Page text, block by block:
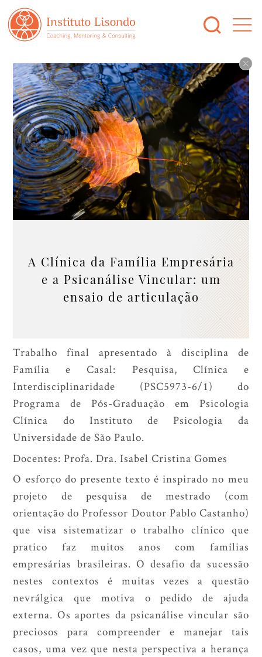
A Clínica da Família Empresária
e a Psicanálise Vincular: um
ensaio de articulação
Trabalho final apresentado à disciplina de
Família e Casal: Pesquisa, Clínica e
Interdisciplinaridade (PSC5973-6/1) do
Programa de Pós-Graduação em Psicologia
Clínica do Instituto de Psicologia da
Universidade de São Paulo.
Docentes: Profa. Dra. Isabel Cristina Gomes
O esforço do presente texto é inspirado no meu
projeto de pesquisa de mestrado (com
orientação do Professor Doutor Pablo Castanho)
que visa sistematizar o trabalho clínico que
pratico faz muitos anos com famílias
empresárias brasileiras. O desafio da sucessão
nestes contextos é muitas vezes a questão
nevrálgica que motiva o pedido de ajuda
externa. Os aportes da psicanálise vincular são
preciosos para compreender e manejar tais
casos, uma vez que nesta perspectiva a herança